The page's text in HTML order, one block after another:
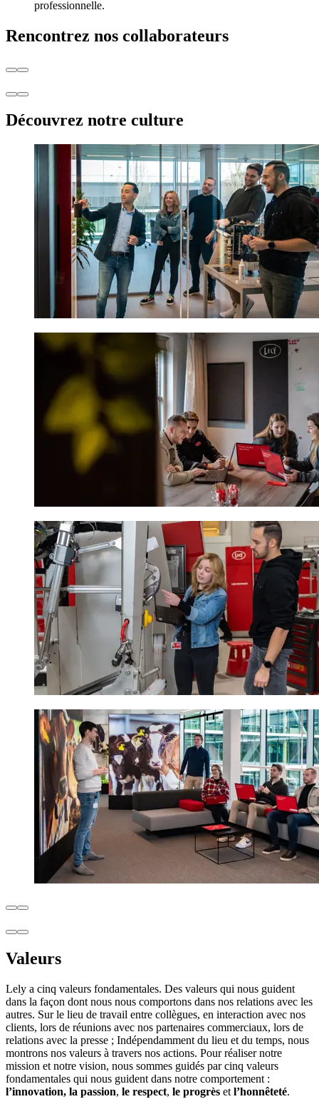
professionnelle.
Rencontrez nos collaborateurs
Découvrez notre culture
Valeurs
Lely a cinq valeurs fondamentales. Des valeurs qui nous guident
dans la façon dont nous nous comportons dans nos relations avec les
autres. Sur le lieu de travail entre collègues, en interaction avec nos
clients, lors de réunions avec nos partenaires commerciaux, lors de
relations avec la presse ; Indépendamment du lieu et du temps, nous
montrons nos valeurs à travers nos actions. Pour réaliser notre
mission et notre vision, nous sommes guidés par cinq valeurs
fondamentales qui nous guident dans notre comportement :
l’innovation, la passion, le respect, le progrès et l’honnêteté.